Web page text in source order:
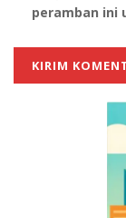
peramban ini